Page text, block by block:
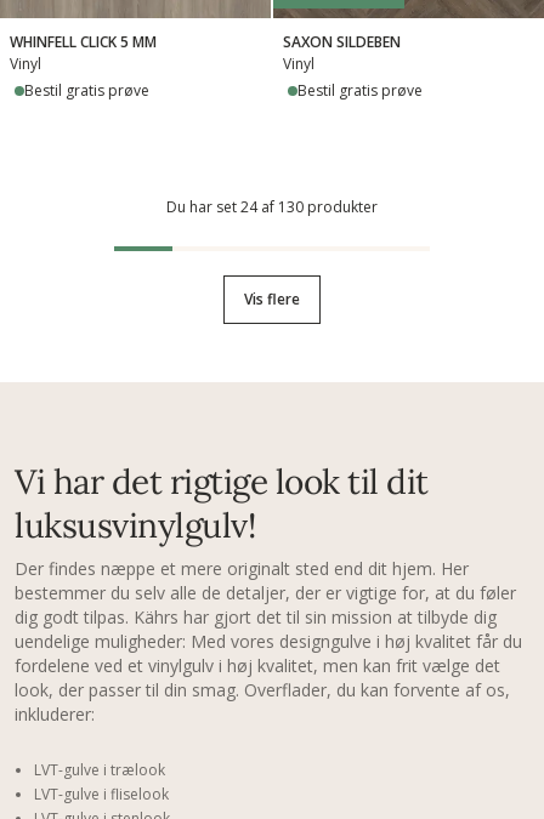
WHINFELL CLICK 5 MM
Vinyl
Bestil gratis prøve
SAXON SILDEBEN
Vinyl
Bestil gratis prøve
Du har set 24 af 130 produkter
Vis flere
Vi har det rigtige look til dit
luksusvinylgulv!
Der findes næppe et mere originalt sted end dit hjem. Her
bestemmer du selv alle de detaljer, der er vigtige for, at du føler
dig godt tilpas. Kährs har gjort det til sin mission at tilbyde dig
uendelige muligheder: Med vores designgulve i høj kvalitet får du
fordelene ved et vinylgulv i høj kvalitet, men kan frit vælge det
look, der passer til din smag. Overflader, du kan forvente af os,
inkluderer:
LVT-gulve i trælook
LVT-gulve i fliselook